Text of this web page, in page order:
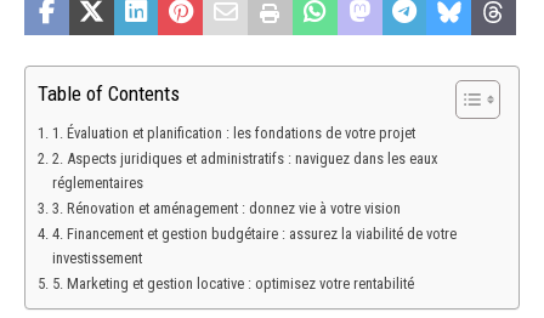
Table of Contents
1. Évaluation et planification : les fondations de votre projet
2. Aspects juridiques et administratifs : naviguez dans les eaux
réglementaires
3. Rénovation et aménagement : donnez vie à votre vision
4. Financement et gestion budgétaire : assurez la viabilité de votre
investissement
5. Marketing et gestion locative : optimisez votre rentabilité